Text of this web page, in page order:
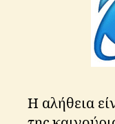
Η αλήθεια